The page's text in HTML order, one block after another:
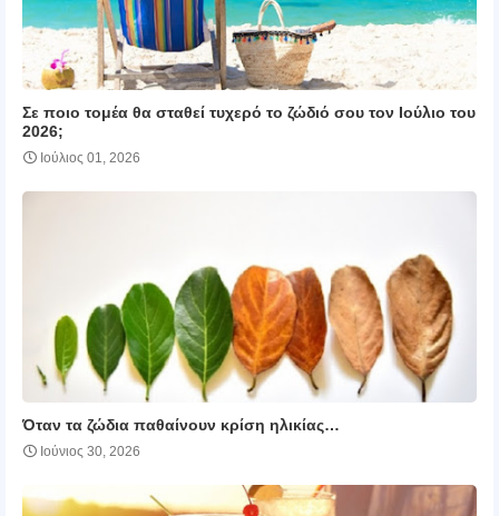
Σε ποιο τομέα θα σταθεί τυχερό το ζώδιό σου τον Ιούλιο του
2026;
Ιούλιος 01, 2026
Όταν τα ζώδια παθαίνουν κρίση ηλικίας…
Ιούνιος 30, 2026